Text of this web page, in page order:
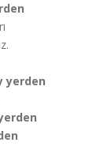
yerden